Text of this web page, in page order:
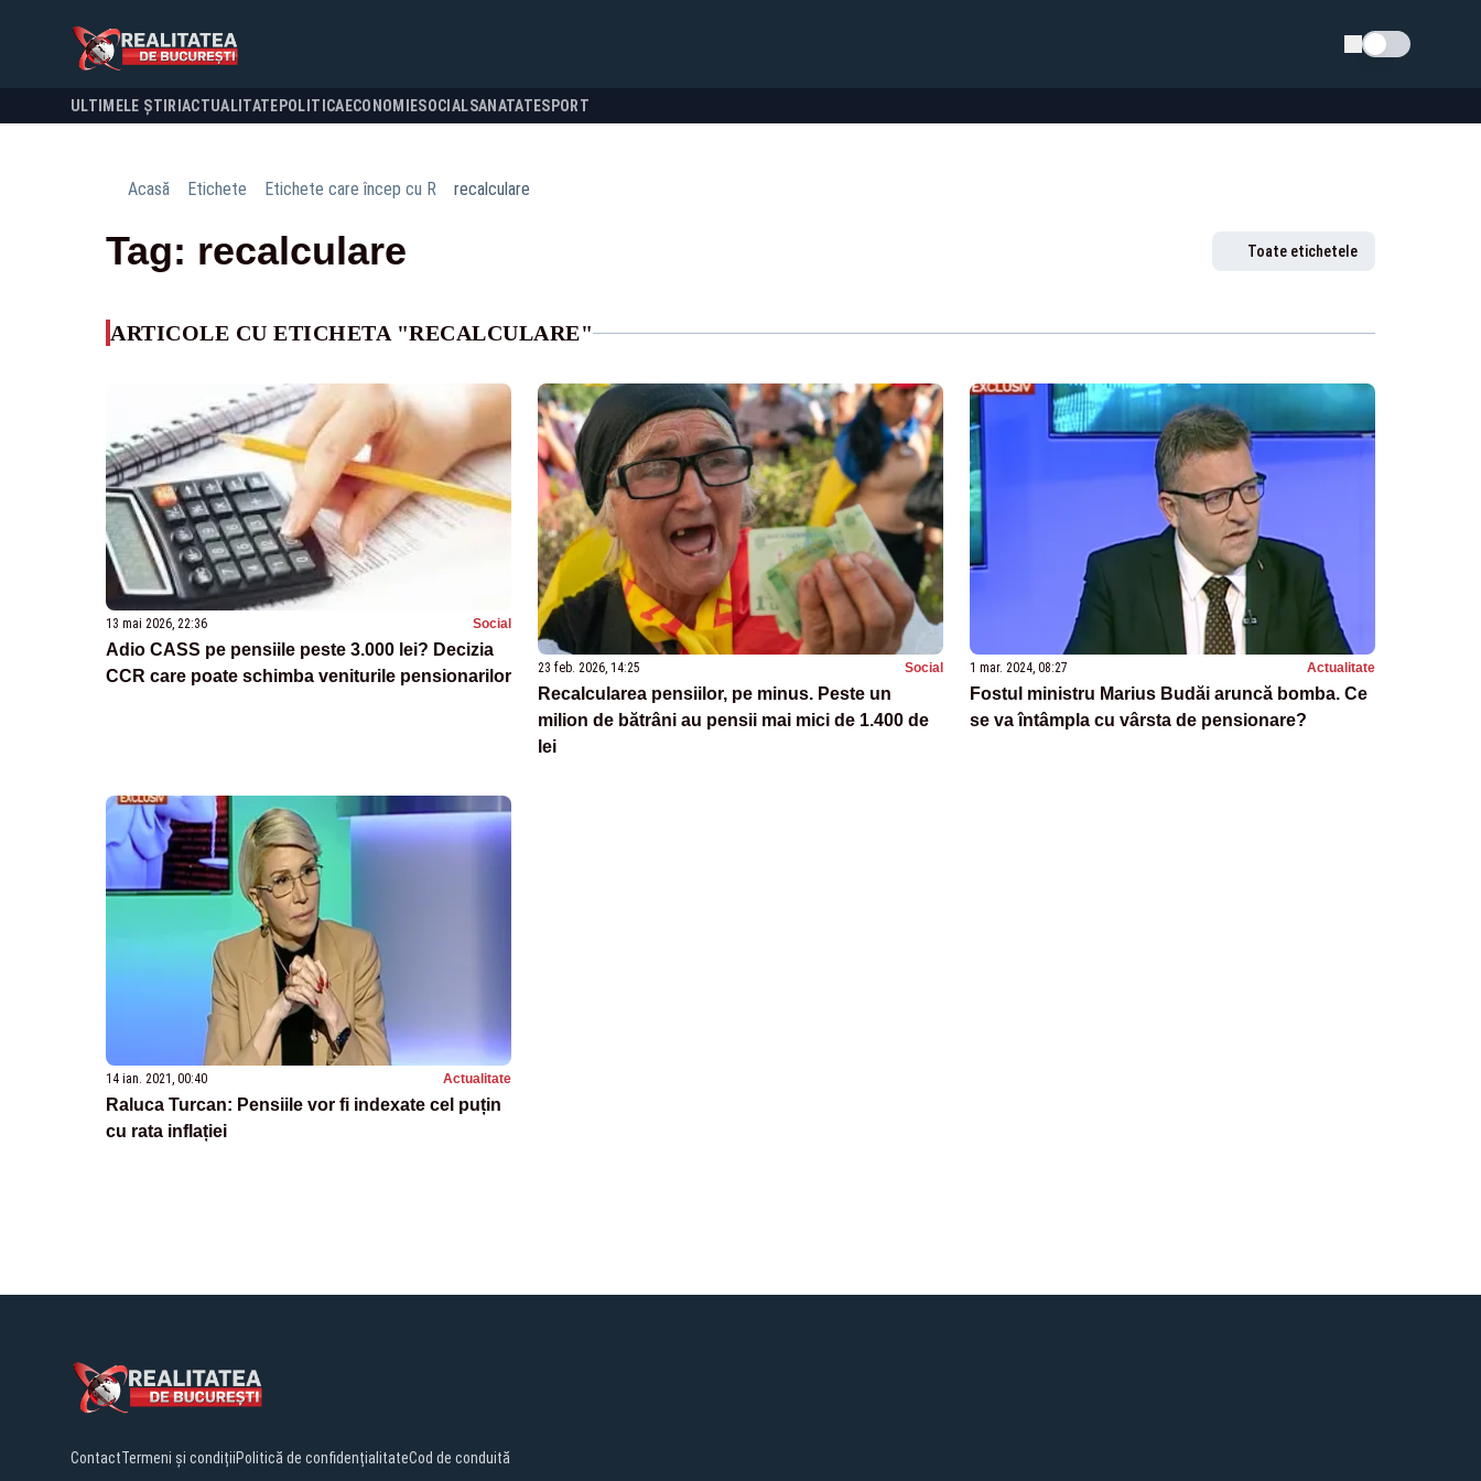
Schimba tema
ULTIMELE ȘTIRI ACTUALITATE POLITICA ECONOMIESOCIALSANATATESPORT
Acasă Etichete Etichete care încep cu R recalculare
Tag: recalculare Toate etichetele
ARTICOLE CU ETICHETA "RECALCULARE"
13 mai 2026, 22:36 Social
Adio CASS pe pensiile peste 3.000 lei? Decizia
CCR care poate schimba veniturile pensionarilor
23 feb. 2026, 14:25 Social
Recalcularea pensiilor, pe minus. Peste un
milion de bătrâni au pensii mai mici de 1.400 de
lei
1 mar. 2024, 08:27 Actualitate
Fostul ministru Marius Budăi aruncă bomba. Ce
se va întâmpla cu vârsta de pensionare?
14 ian. 2021, 00:40 Actualitate
Raluca Turcan: Pensiile vor fi indexate cel puțin
cu rata inflației
ContactTermeni și condițiiPolitică de confidențialitateCod de conduită